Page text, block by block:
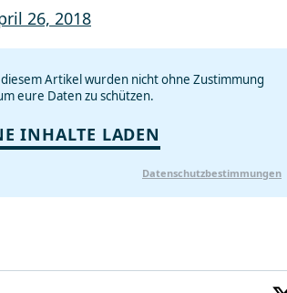
26, 2018
Artikel wurden nicht ohne Zustimmung
eure Daten zu schützen.
INHALTE LADEN
Datenschutzbestimmungen